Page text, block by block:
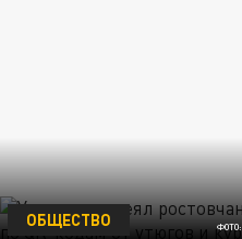
ФОТО:
ОБЩЕСТВО